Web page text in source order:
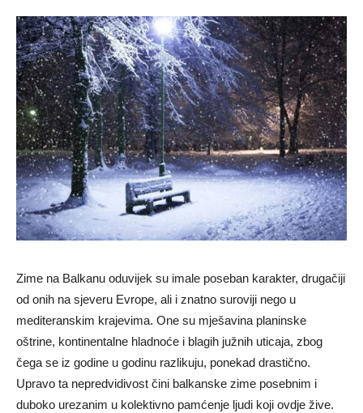
Zime na Balkanu oduvijek su imale poseban karakter, drugačiji
od onih na sjeveru Evrope, ali i znatno suroviji nego u
mediteranskim krajevima. One su mješavina planinske
oštrine, kontinentalne hladnoće i blagih južnih uticaja, zbog
čega se iz godine u godinu razlikuju, ponekad drastično.
Upravo ta nepredvidivost čini balkanske zime posebnim i
duboko urezanim u kolektivno pamćenje ljudi koji ovdje žive.